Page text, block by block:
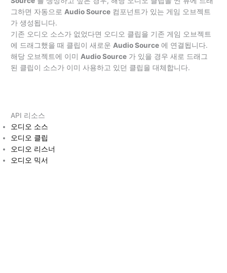
그하면 자동으로Audio Source 컴포넌트가 있는 게임 오브젝트
가 생성됩니다.
기존 오디오 소스가 없었다면 오디오 클립을 기존 게임 오브젝트
에 드래그했을 때 클립이 새로운Audio Source 에 연결됩니다.
해당 오브젝트에 이미Audio Source 가 있을 경우 새로 드래그
된 클립이 소스가 이미 사용하고 있던 클립을 대체합니다.
API 리소스
오디오 소스
오디오 클립
오디오 리스너
오디오 믹서